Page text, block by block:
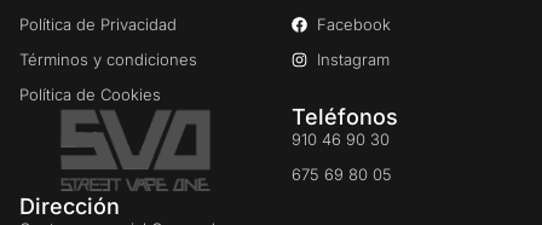
Política de Privacidad
Términos y condiciones
Política de Cookies
Facebook
Instagram
Teléfonos
910 46 90 30
675 69 80 05
Dirección